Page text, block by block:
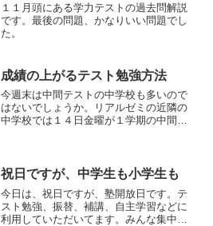
１１月頭にある学力テストの過去問解説
です。最後の問題、かなりいい問題でし
た。
成績の上がるテスト勉強方法
今週末は中間テストの中学校も多いので
はないでしょうか。リアルゼミの近隣の
中学校では１４日金曜が１学期の中間テ
ト直前までやってそれでテス...
祝日ですが、中学生も小学生も
今日は、祝日ですが、塾開放日です。テ
スト勉強、振替、補講、自主学習などに
利用していただいてます。みんな集中し